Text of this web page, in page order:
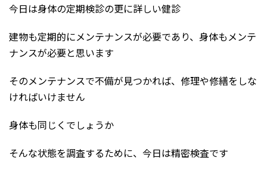
今日は身体の定期検診の更に詳しい健診
建物も定期的にメンテナンスが必要であり、身体もメンテ
ナンスが必要と思います
そのメンテナンスで不備が見つかれば、修理や修繕をしな
ければいけません
身体も同じくでしょうか
そんな状態を調査するために、今日は精密検査です